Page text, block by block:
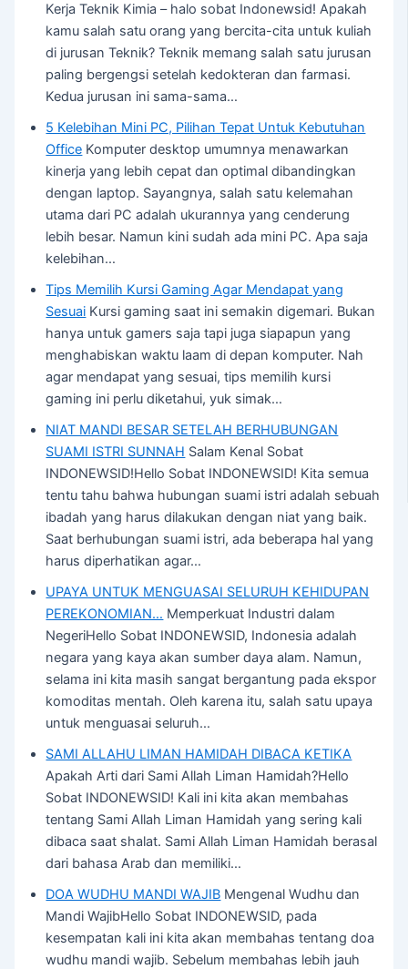
Kerja Teknik Kimia – halo sobat Indonewsid! Apakah
kamu salah satu orang yang bercita-cita untuk kuliah
di jurusan Teknik? Teknik memang salah satu jurusan
paling bergengsi setelah kedokteran dan farmasi.
Kedua jurusan ini sama-sama…
5 Kelebihan Mini PC, Pilihan Tepat Untuk Kebutuhan
Office Komputer desktop umumnya menawarkan
kinerja yang lebih cepat dan optimal dibandingkan
dengan laptop. Sayangnya, salah satu kelemahan
utama dari PC adalah ukurannya yang cenderung
lebih besar. Namun kini sudah ada mini PC. Apa saja
kelebihan…
Tips Memilih Kursi Gaming Agar Mendapat yang
Sesuai Kursi gaming saat ini semakin digemari. Bukan
hanya untuk gamers saja tapi juga siapapun yang
menghabiskan waktu laam di depan komputer. Nah
agar mendapat yang sesuai, tips memilih kursi
gaming ini perlu diketahui, yuk simak…
NIAT MANDI BESAR SETELAH BERHUBUNGAN
SUAMI ISTRI SUNNAH Salam Kenal Sobat
INDONEWSID!Hello Sobat INDONEWSID! Kita semua
tentu tahu bahwa hubungan suami istri adalah sebuah
ibadah yang harus dilakukan dengan niat yang baik.
Saat berhubungan suami istri, ada beberapa hal yang
harus diperhatikan agar…
UPAYA UNTUK MENGUASAI SELURUH KEHIDUPAN
PEREKONOMIAN… Memperkuat Industri dalam
NegeriHello Sobat INDONEWSID, Indonesia adalah
negara yang kaya akan sumber daya alam. Namun,
selama ini kita masih sangat bergantung pada ekspor
komoditas mentah. Oleh karena itu, salah satu upaya
untuk menguasai seluruh…
SAMI ALLAHU LIMAN HAMIDAH DIBACA KETIKA
Apakah Arti dari Sami Allah Liman Hamidah?Hello
Sobat INDONEWSID! Kali ini kita akan membahas
tentang Sami Allah Liman Hamidah yang sering kali
dibaca saat shalat. Sami Allah Liman Hamidah berasal
dari bahasa Arab dan memiliki…
DOA WUDHU MANDI WAJIB Mengenal Wudhu dan
Mandi WajibHello Sobat INDONEWSID, pada
kesempatan kali ini kita akan membahas tentang doa
wudhu mandi wajib. Sebelum membahas lebih jauh